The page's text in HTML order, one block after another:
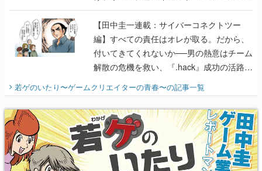
に行って、より理解を深めよう【PR】
【田中圭一連載：サイバーコネクトツー
編】すべての責任はオレが取る。だから、
付いてきてくれないか──男の熱意はチーム
解散の危機を救い、『.hack』成功の活路を
開く。業界の快男児・松山 洋に流れる血は
『少年ジャンプ』色だった【若ゲのいた
り】
若ゲのいたり〜ゲームクリエイターの青春〜の記事一覧